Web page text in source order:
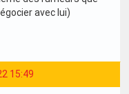
avec lui)
15:49